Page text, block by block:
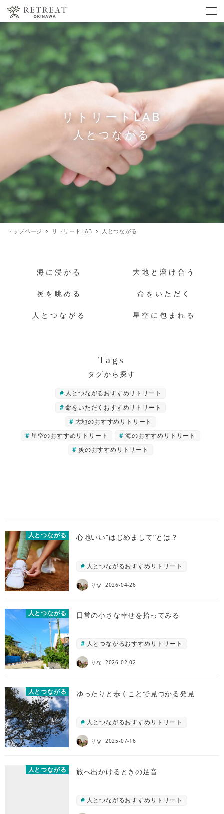
リトリートLAB
人とつながる
トップページ リトリートLAB 人とつながる
海に浸かる 大地と溶け合う
炎を眺める 命をいただく
人とつながる 星空に包まれる
Tags
人とつながるおすすめリトリート
命をいただくおすすめリトリート
大地のおすすめリトリート
星空のおすすめリトリート
海のおすすめリトリート
炎のおすすめリトリート
人とつながる 心地いい”はじめまして”とは？
人とつながるおすすめリトリート
りな 2026-04-26
人とつながる 日常の小さな幸せを拾ってみる
人とつながるおすすめリトリート
りな 2026-02-02
人とつながる ゆったりと歩くことで見つかる発見
人とつながるおすすめリトリート
りな 2025-07-16
人とつながる 旅へ出かけるときの足音
人とつながるおすすめリトリート